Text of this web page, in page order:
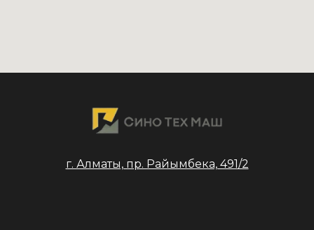
г. Алматы, пр. Райымбека, 491/2